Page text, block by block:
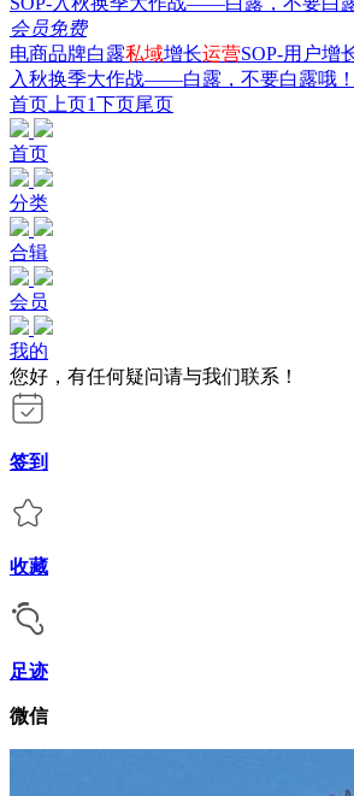
会员免费
电商品牌白露私域增长运营SOP-用户增
入秋换季大作战——白露，不要白露哦！
首页 上页1下页尾页
首页
分类
合辑
会员
我的
您好，有任何疑问请与我们联系！
签到
收藏
足迹
微信